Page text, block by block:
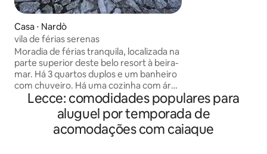
Casa ⋅ Nardò
vila de férias serenas
Moradia de férias tranquila, localizada na
parte superior deste belo resort à beira-
mar. Há 3 quartos duplos e um banheiro
com chuveiro. Há uma cozinha com área
para refeições e uma grande sala de
estar com uma TV de 55 polegadas. O
jardim conta com um forno a lenha e
uma área de relaxamento com
marina Castro.
Lecce: comodidades populares para
aluguel por temporada de
acomodações com caiaque